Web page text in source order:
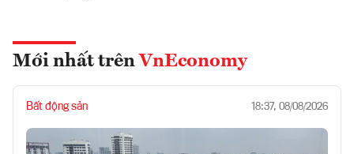
Mới nhất trên VnEconomy
Bất động sản 18:37, 08/08/2026